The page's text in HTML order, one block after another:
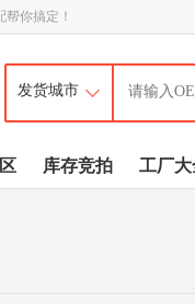
你搞定！
库存竞拍 工厂大